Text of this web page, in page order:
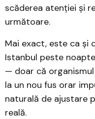
scăderea atenției și
următoare.
Mai exact, este ca și
Istanbul peste
— doar că
la un nou fus orar
naturală de ajustare
reală.